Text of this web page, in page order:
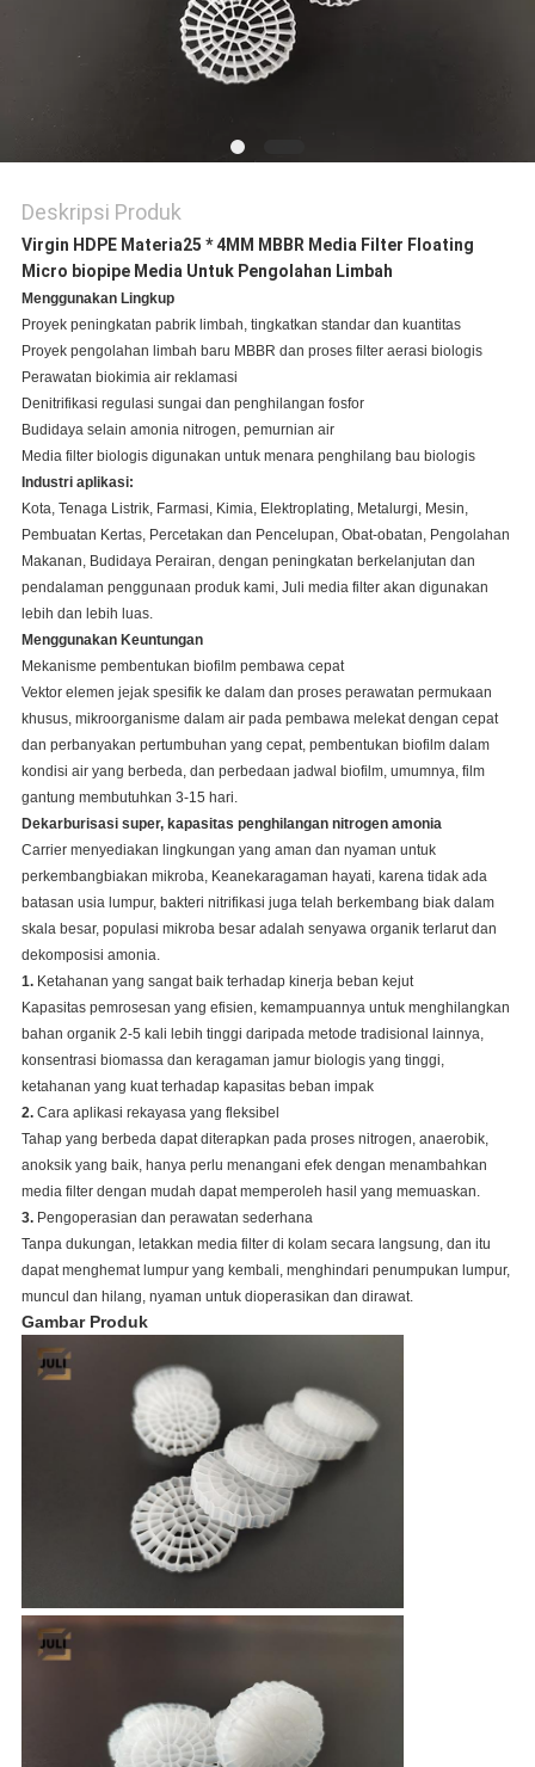
Deskripsi Produk
Virgin HDPE Materia25 * 4MM MBBR Media Filter Floating
Micro biopipe Media Untuk Pengolahan Limbah
Menggunakan Lingkup
Proyek peningkatan pabrik limbah, tingkatkan standar dan kuantitas
Proyek pengolahan limbah baru MBBR dan proses filter aerasi biologis
Perawatan biokimia air reklamasi
Denitrifikasi regulasi sungai dan penghilangan fosfor
Budidaya selain amonia nitrogen, pemurnian air
Media filter biologis digunakan untuk menara penghilang bau biologis
Industri aplikasi:
Kota, Tenaga Listrik, Farmasi, Kimia, Elektroplating, Metalurgi, Mesin,
Pembuatan Kertas, Percetakan dan Pencelupan, Obat-obatan, Pengolahan
Makanan, Budidaya Perairan, dengan peningkatan berkelanjutan dan
pendalaman penggunaan produk kami, Juli media filter akan digunakan
lebih dan lebih luas.
Menggunakan Keuntungan
Mekanisme pembentukan biofilm pembawa cepat
Vektor elemen jejak spesifik ke dalam dan proses perawatan permukaan
khusus, mikroorganisme dalam air pada pembawa melekat dengan cepat
dan perbanyakan pertumbuhan yang cepat, pembentukan biofilm dalam
kondisi air yang berbeda, dan perbedaan jadwal biofilm, umumnya, film
gantung membutuhkan 3-15 hari.
Dekarburisasi super, kapasitas penghilangan nitrogen amonia
Carrier menyediakan lingkungan yang aman dan nyaman untuk
perkembangbiakan mikroba, Keanekaragaman hayati, karena tidak ada
batasan usia lumpur, bakteri nitrifikasi juga telah berkembang biak dalam
skala besar, populasi mikroba besar adalah senyawa organik terlarut dan
dekomposisi amonia.
1.Ketahanan yang sangat baik terhadap kinerja beban kejut
Kapasitas pemrosesan yang efisien, kemampuannya untuk menghilangkan
bahan organik 2-5 kali lebih tinggi daripada metode tradisional lainnya,
konsentrasi biomassa dan keragaman jamur biologis yang tinggi,
ketahanan yang kuat terhadap kapasitas beban impak
2.Cara aplikasi rekayasa yang fleksibel
Tahap yang berbeda dapat diterapkan pada proses nitrogen, anaerobik,
anoksik yang baik, hanya perlu menangani efek dengan menambahkan
media filter dengan mudah dapat memperoleh hasil yang memuaskan.
3.Pengoperasian dan perawatan sederhana
Tanpa dukungan, letakkan media filter di kolam secara langsung, dan itu
dapat menghemat lumpur yang kembali, menghindari penumpukan lumpur,
muncul dan hilang, nyaman untuk dioperasikan dan dirawat.
Gambar Produk